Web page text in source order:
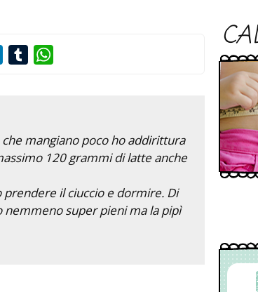
LinkedInTumblr
mangiano poco ho addirittura
120 grammi di latte anche
il ciuccio e dormire. Di
nemmeno super pieni ma la pipì